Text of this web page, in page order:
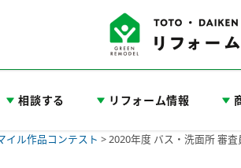
相談する リフォーム情報
イル作品コンテスト >2020年度 バス・洗面所 審